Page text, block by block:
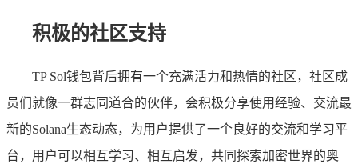
积极的社区支持
TP Sol钱包背后拥有一个充满活力和热情的社区，社区成
员们就像一群志同道合的伙伴，会积极分享使用经验、交流最
新的Solana生态动态，为用户提供了一个良好的交流和学习平
台，用户可以相互学习、相互启发，共同探索加密世界的奥